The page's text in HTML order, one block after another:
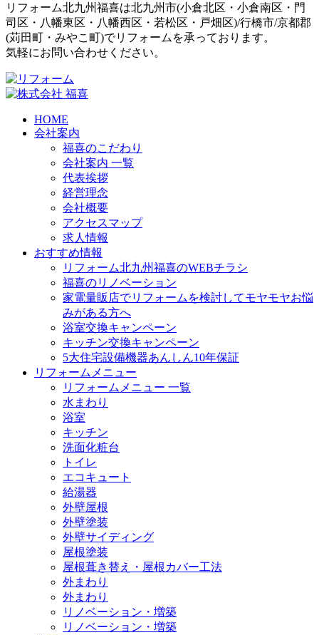
リフォーム北九州福喜は北九州市(小倉北区 ・ 小倉南区 ・ 門
司区 ・ 八幡東区 ・ 八幡西区 ・ 若松区 ・ 戸畑区)/行橋市/京都郡
(苅田町 ・ みやこ町)でリフォームを承っております。
気軽にお問い合わせください。
HOME
会社案内
福喜のこだわり
会社案内 一覧
代表挨拶
経営理念
会社概要
アクセスマップ
求人情報
おすすめ情報
リフォーム北九州福喜のWEBチラシ
福喜のリノベーション
家電量販店でリフォームを検討してモヤモヤお悩
みがある方へ
浴室交換キャンペーン
キッチン交換キャンペーン
5大住宅設備機器あんしん10年保証
リフォームメニュー
リフォームメニュー 一覧
水まわり
浴室
キッチン
洗面化粧台
トイレ
エコキュート
給湯器
外壁屋根
外壁塗装
外壁サイディング
屋根塗装
屋根葺き替え・屋根カバー工法
外まわり
外まわり
リノベーション・増築
リノベーション・増築